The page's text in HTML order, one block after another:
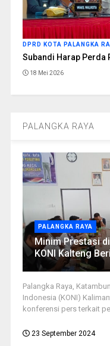
DPRD KOTA PALANGKA
Subandi Harap Perda
18 Mei 2026
PALANGKA RAYA
PALANGKA RAYA
Minim Prestasi
KONI Kalteng
Palangka Raya,
Indonesia (KONI)
konferensi pers terkait
23 September 2024